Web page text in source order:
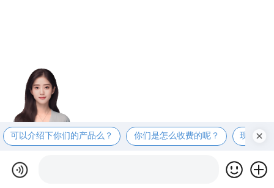
可以介绍下你们的产品么？ 你们是怎么收费的呢？ 现在有